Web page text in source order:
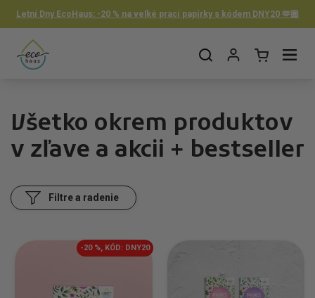
Letní Dny EcoHaus: -20 % na velké prací papírky s kódem DNY20 🫶🏼
Otvorit košík Otvor ponuku
Všetko okrem produktov
v zľave a akcii + bestseller
Filtre a radenie
-20 %, KÓD: DNY20